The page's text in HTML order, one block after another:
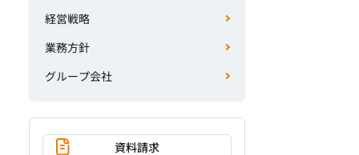
経営戦略
業務方針
グループ会社
資料請求